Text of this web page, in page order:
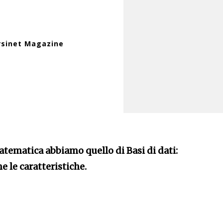
Magazine
abbiamo quello di Basi di dati:
le caratteristiche.